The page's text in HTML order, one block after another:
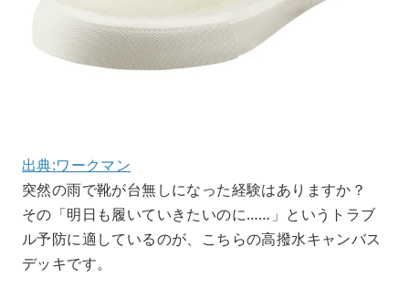
出典:ワークマン
突然の雨で靴が台無しになった経験はありますか？
その「明日も履いていきたいのに……」というトラブ
ル予防に適しているのが、こちらの高撥水キャンバス
デッキです。